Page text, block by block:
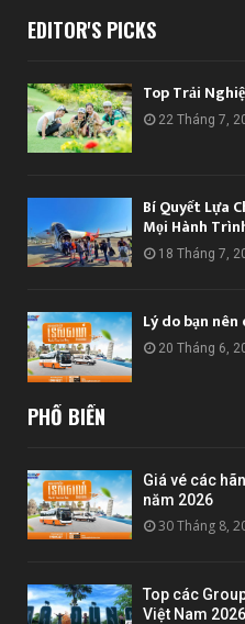
EDITOR'S PICKS
Top Trải
22 Tháng 7,
Bí Quyết Lựa
Mọi Hành
18 Tháng 7,
Lý do bạn
20 Tháng 6,
PHỔ BIẾN
Giá vé các
năm 2026
30 Tháng 8,
Top các
Việt Nam 2026